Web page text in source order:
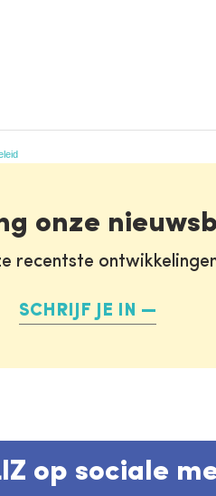
onze
recentste
SCHRIJF JE IN
op sociale